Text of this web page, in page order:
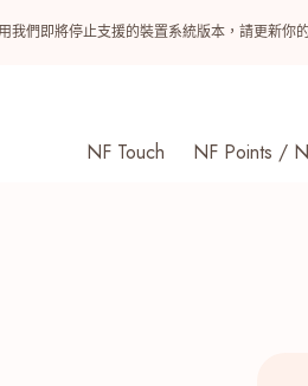
們即將停止支援的裝置系統版本，請更新你
NF Touch
NF Points /